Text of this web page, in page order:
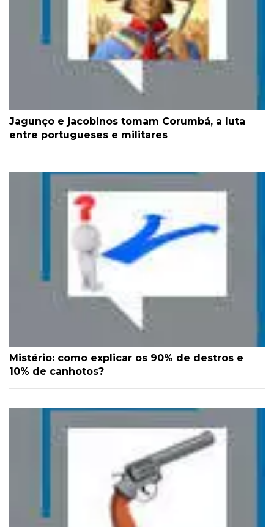
Jagunço e jacobinos tomam Corumbá, a luta
entre portugueses e militares
Mistério: como explicar os 90% de destros e
10% de canhotos?